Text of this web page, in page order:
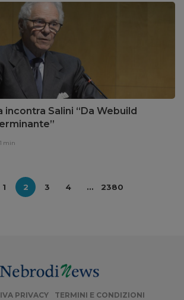
incontra Salini “Da Webuild
1 min
1 2 3 4 … 2380
PRIVACY TERMINI E CONDIZIONI